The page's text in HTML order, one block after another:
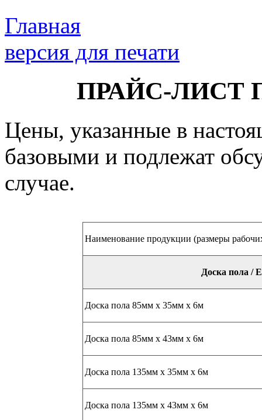
Главная
версия для печати
ПРАЙС-ЛИСТ
Цены, указанные в
базовыми и подлежат
случае.
Наименование продукции (размеры
Доска пола /
Доска пола 85мм х 35мм х 6м
Доска пола 85мм х 43мм х 6м
Доска пола 135мм х 35мм х 6м
Доска пола 135мм х 43мм х 6м